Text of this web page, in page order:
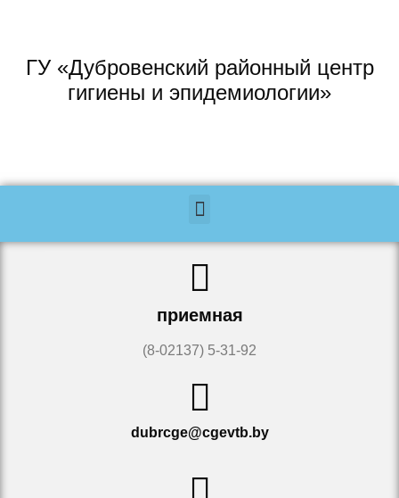
ГУ «Дубровенский районный центр
гигиены и эпидемиологии»
приемная
(8-02137) 5-31-92
dubrcge@cgevtb.by